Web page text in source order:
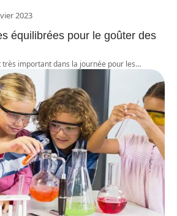
2023
équilibrées pour le goûter des
important dans la journée pour les…